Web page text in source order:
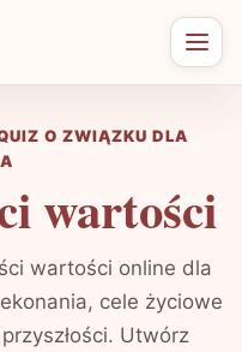
O ZWIĄZKU DLA
wartości
wartości online dla
cele życiowe
Utwórz